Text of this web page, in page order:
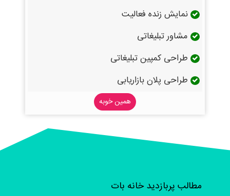
نمایش زنده فعالیت
مشاور تبلیغاتی
طراحی کمپین تبلیغاتی
طراحی پلان بازاریابی
همین خوبه
مطالب پربازدید خانه بات